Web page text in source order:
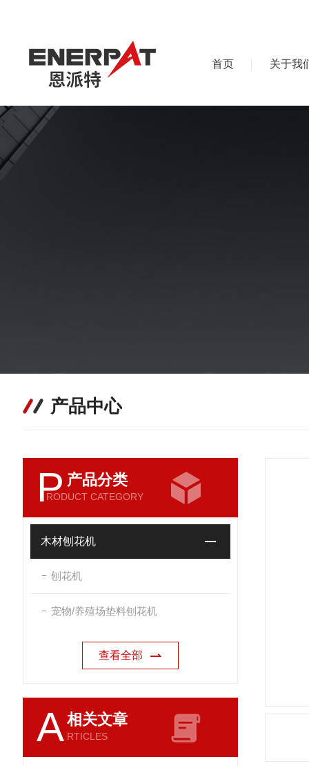
首页 关于我
产品中心
P 产品分类
RODUCT CATEGORY
木材刨花机
刨花机
宠物/养殖场垫料刨花机
查看全部
A相关文章
RTICLES